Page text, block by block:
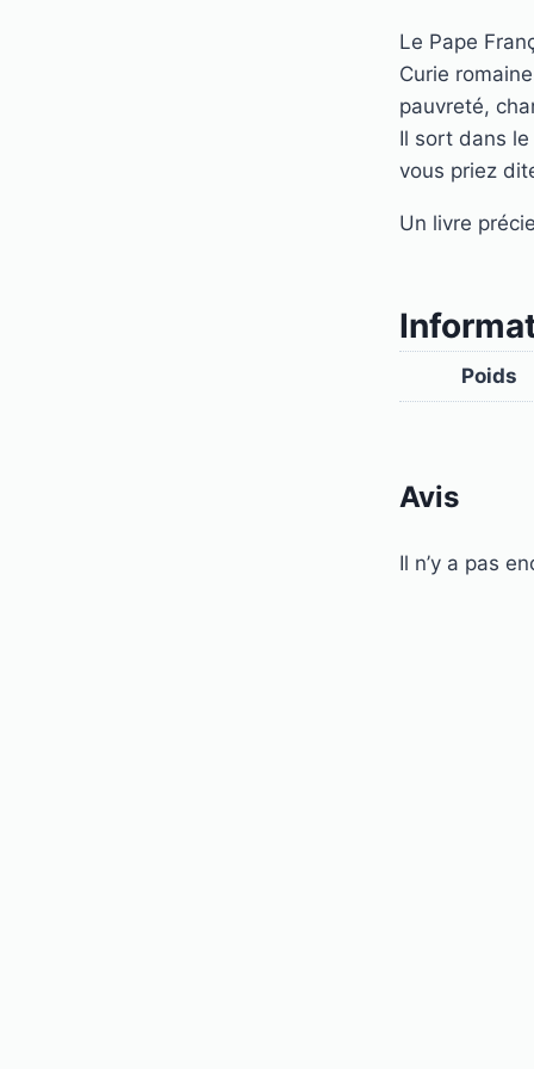
Le Pape
Curie
pauvreté,
Il sort dans
vous priez
Un livre
Poids
Avis
Il n’y a pas